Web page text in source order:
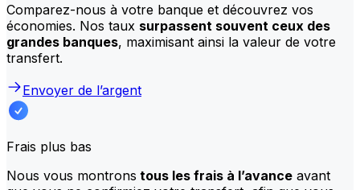
Comparez-nous à votre banque et découvrez vos
économies. Nos taux surpassent souvent ceux des
grandes banques, maximisant ainsi la valeur de votre
transfert.
Envoyer de l’argent
Frais plus bas
Nous vous montrons tous les frais à l’avance avant